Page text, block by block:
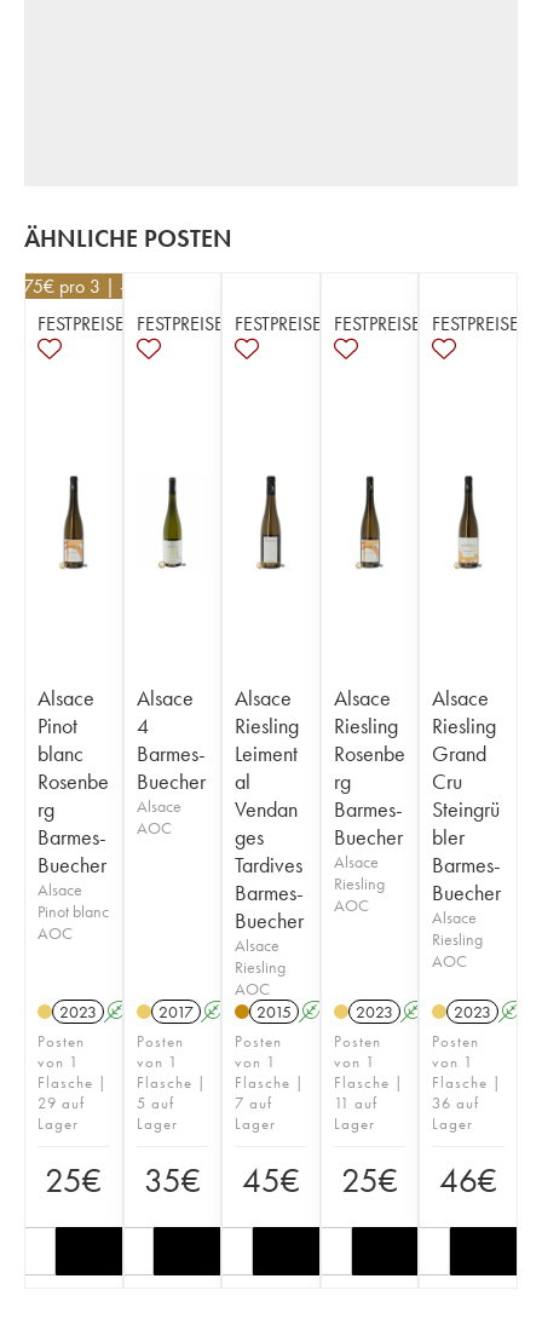
ÄHNLICHE POSTEN
€ pro 3 | -5%
FESTPREISE
Alsace
Pinot
blanc
Rosenbe
rg
Barmes-
Buecher
Alsace
Pinot blanc
AOC
2023 A
Posten
von 1
Flasche |
29 auf
Lager
25€
FESTPREISE
Alsace
4
Barmes-
Buecher
Alsace
AOC
2017 A
Posten
von 1
Flasche |
5 auf
Lager
35€
FESTPREISE
Alsace
Riesling
Leiment
al
Vendan
ges
Tardives
Barmes-
Buecher
Alsace
Riesling
AOC
2015 A
Posten
von 1
Flasche |
7 auf
Lager
45€
FESTPREISE
Alsace
Riesling
Rosenbe
rg
Barmes-
Buecher
Alsace
Riesling
AOC
2023 A
Posten
von 1
Flasche |
11 auf
Lager
25€
FESTPREISE
Alsace
Riesling
Grand
Cru
Steingrü
bler
Barmes-
Buecher
Alsace
Riesling
AOC
2023 A
Posten
von 1
Flasche |
36 auf
Lager
46€